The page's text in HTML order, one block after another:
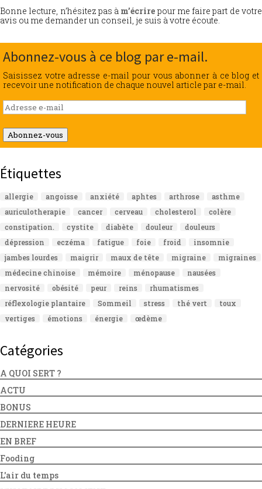
Bonne lecture, n’hésitez pas à m’écrire pour me faire part de votre
avis ou me demander un conseil, je suis à votre écoute.
Abonnez-vous à ce blog par e-mail.
Saisissez votre adresse e-mail pour vous abonner à ce blog et
recevoir une notification de chaque nouvel article par e-mail.
Adresse
e-
mail
Abonnez-vous
Étiquettes
allergie angoisse anxiété aphtes arthrose
asthme
auriculotherapie
cancer cerveau cholesterol
colère
constipation.
cystite diabète douleur
douleurs
dépression
eczéma fatigue foie froid
insomnie
jambes lourdes
maigrir maux de tête migraine
migraines
médecine chinoise
mémoire ménopause
nausées
nervosité
obésité peur reins
rhumatismes
réflexologie plantaire
Sommeil stress thé vert
toux
vertiges
émotions énergie œdème
Catégories
A QUOI SERT ?
ACTU
BONUS
DERNIERE HEURE
EN BREF
Fooding
L'air du temps